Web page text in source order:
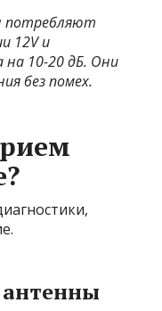
потребляют
12V и
на 10-20 дБ. Они
без помех.